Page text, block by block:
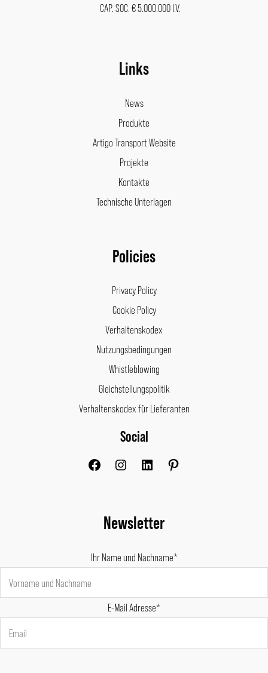
CAP. SOC. € 5.000.000 I.V.
Links
News
Produkte
Artigo Transport Website
Projekte
Kontakte
Technische Unterlagen
Policies
Privacy Policy
Cookie Policy
Verhaltenskodex
Nutzungsbedingungen
Whistleblowing
Gleichstellungspolitik
Verhaltenskodex für Lieferanten
Social
FacebookInstagram
Newsletter
Ihr Name und Nachname*
E-Mail Adresse*